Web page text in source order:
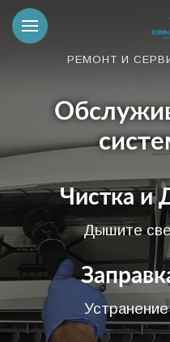
РЕМОНТ И
Чистка и
Дышите